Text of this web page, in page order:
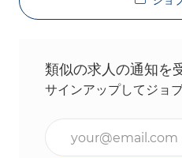
類似の求人の通知を
サインアップしてジョ